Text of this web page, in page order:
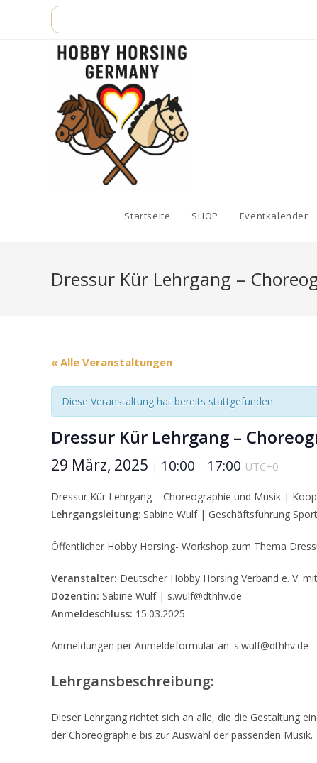
Startseite SHOP Eventkalender
Dressur Kür Lehrgang –
« Alle Veranstaltungen
Diese Veranstaltung hat bereits stattgefunden.
Dressur Kür Lehrgang –
29 März, 2025 | 10:00 – 17:00 UTC+0
Dressur Kür Lehrgang – Choreographie und Musik |
Lehrgangsleitung: Sabine Wulf | Geschäftsführung
Öffentlicher Hobby Horsing- Workshop zum Thema
Veranstalter: Deutscher Hobby Horsing Verband e. V.
Dozentin: Sabine Wulf | s.wulf@dthhv.de
Anmeldeschluss: 15.03.2025
Anmeldungen per Anmeldeformular an: s.wulf@dthhv.de
Lehrgansbeschreibung:
Dieser Lehrgang richtet sich an alle, die die Gestaltung
der Choreographie bis zur Auswahl der passenden Musik.